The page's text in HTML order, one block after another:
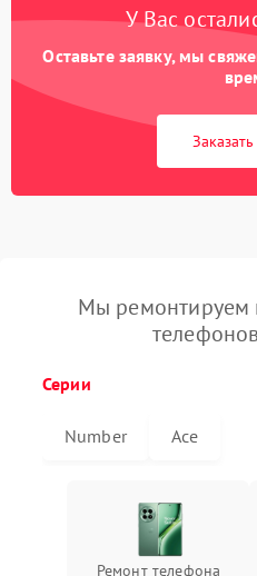
У Вас
Оставьте заявку, мы
Мы ремонтируем
Серии
Number Ace
Ремонт телефона